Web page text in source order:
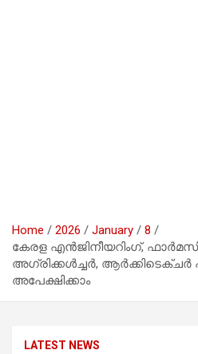
Home 2026 January
8
കേരള എന്‍ജിനീയറിംഗ്,
അഗ്രിക്കള്‍ച്ചര്‍,
അപേക്ഷിക്കാം
LATEST NEWS